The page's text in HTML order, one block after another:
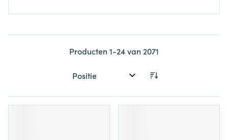
Producten1-24van 2071
Sorteer op: